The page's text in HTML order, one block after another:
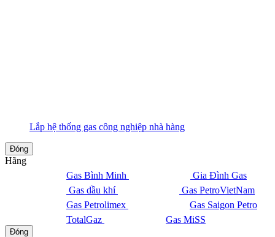
Lắp hệ thống gas công nghiệp nhà hàng
Đóng
Hãng
Gas Bình Minh
Gia Đình Gas
Gas dầu khí
Gas PetroVietNam
Gas Petrolimex
Gas Saigon Petro
TotalGaz
Gas MiSS
Đóng